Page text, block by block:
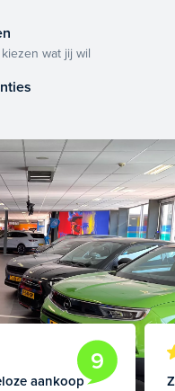
wat jij wil
9
aankoop